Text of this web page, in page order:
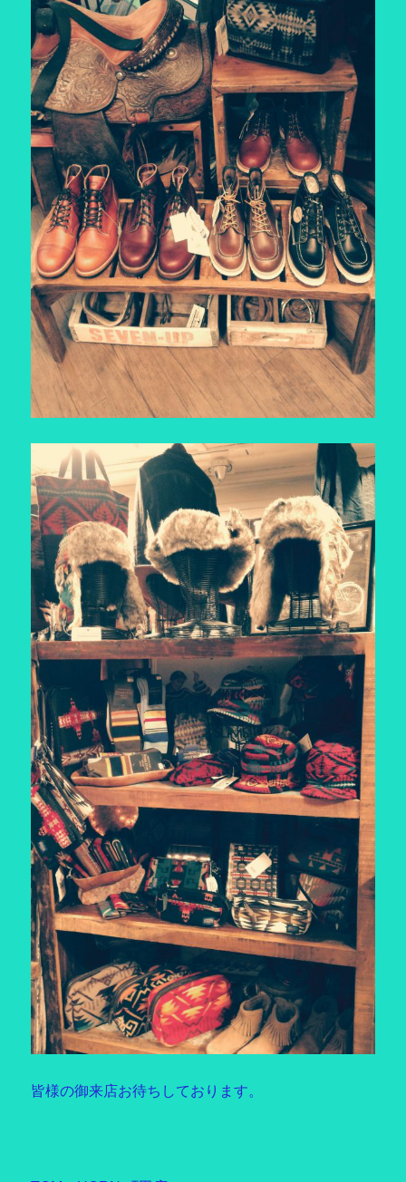
皆様の御来店お待ちしております。